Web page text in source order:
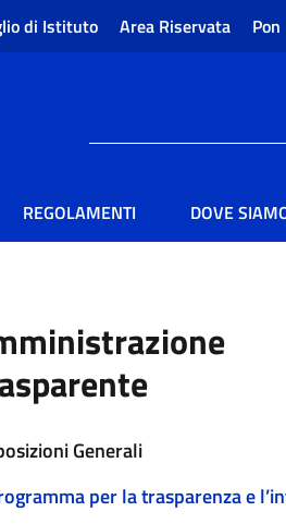
di Istituto Area Riservata Pon
REGOLAMENTI DOVE
Generali
per la trasparenza e